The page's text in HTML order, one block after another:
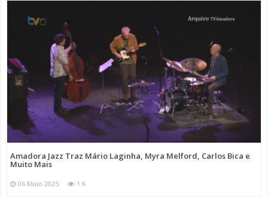
Amadora Jazz Traz Mário Laginha, Myra Melford, Carlos Bica e
Muito Mais
06 Maio 2025 1 K